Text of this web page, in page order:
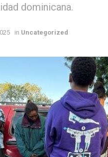
dominicana.
in Uncategorized